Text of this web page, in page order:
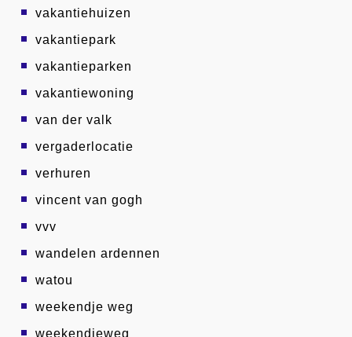
vakantiehuizen
vakantiepark
vakantieparken
vakantiewoning
van der valk
vergaderlocatie
verhuren
vincent van gogh
vvv
wandelen ardennen
watou
weekendje weg
weekendjeweg